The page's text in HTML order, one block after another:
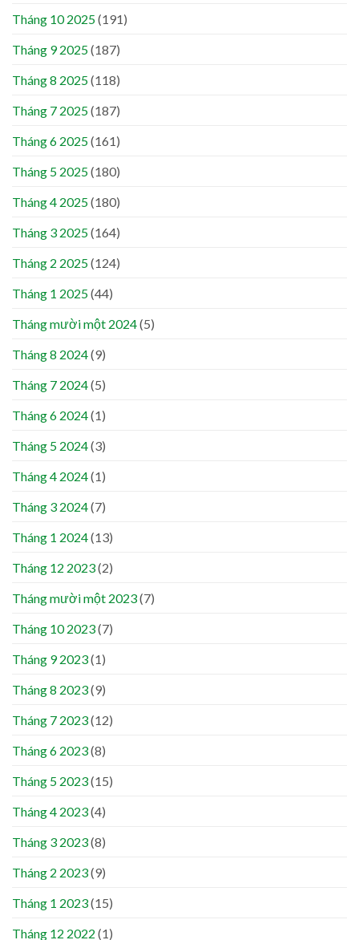
Tháng 10 2025(191)
Tháng 9 2025(187)
Tháng 8 2025(118)
Tháng 7 2025(187)
Tháng 6 2025(161)
Tháng 5 2025(180)
Tháng 4 2025(180)
Tháng 3 2025(164)
Tháng 2 2025(124)
Tháng 1 2025(44)
Tháng mười một 2024(5)
Tháng 8 2024(9)
Tháng 7 2024(5)
Tháng 6 2024(1)
Tháng 5 2024(3)
Tháng 4 2024(1)
Tháng 3 2024(7)
Tháng 1 2024(13)
Tháng 12 2023(2)
Tháng mười một 2023(7)
Tháng 10 2023(7)
Tháng 9 2023(1)
Tháng 8 2023(9)
Tháng 7 2023(12)
Tháng 6 2023(8)
Tháng 5 2023(15)
Tháng 4 2023(4)
Tháng 3 2023(8)
Tháng 2 2023(9)
Tháng 1 2023(15)
Tháng 12 2022 (1)